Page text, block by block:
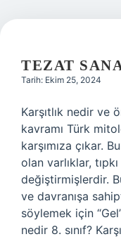
TEZAT
Tarih: Ekim 25, 2024
Karşıtlık nedir ve
kavramı Türk
karşımıza çıkar.
olan varlıklar,
değiştirmişlerdir.
ve davranışa
söylemek için
nedir 8. sınıf?